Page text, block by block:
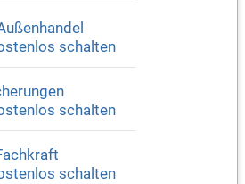
schalten
schalten
schalten